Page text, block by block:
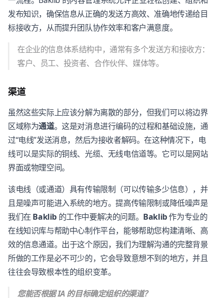
发布知识，确保信息从正确的发送方高效、准确地传递给目
标接收方，从而提升团队协作效率和客户满意度。
在企业的信息体系结构中，通常有多个发送方和接收方：
客户、员工、投资者、合作伙伴、媒体等。
渠道
虽然这些实际上应该分解为离散的部分，但我们可以将边界
区域称为通道。这是对消息进行编码的过程和基础设施，通
过“电线”发送消息，然后为接收者解码。在这种情况下，电
线可以是实际的铜线、光缆、无线电信道等。它可以是网站
界面或物理空间。
该电线（或通道）具有传输限制（可以传输多少信息），并
且是噪声可能进入系统的地方。提高传输限制或降低噪声是
我们在 Baklib 的工作中要解决的问题。 Baklib作为专业的
在线知识库与帮助中心制作平台，能够帮助您构建清晰、高
效的信息通道。出于这个原因，我们为理解沟通的完整背景
所做的工作是必不可少的，它会导致意想不到的地方，并且
往往会导致根本性的组织变革。
您能否根据 IA 的目标确定组织的渠道？